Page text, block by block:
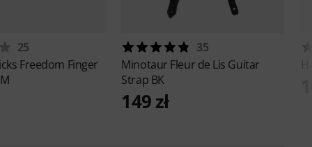
25
Freedom Finger
35
Minotaur Fleur de Lis Guitar
Strap BK
149 zł